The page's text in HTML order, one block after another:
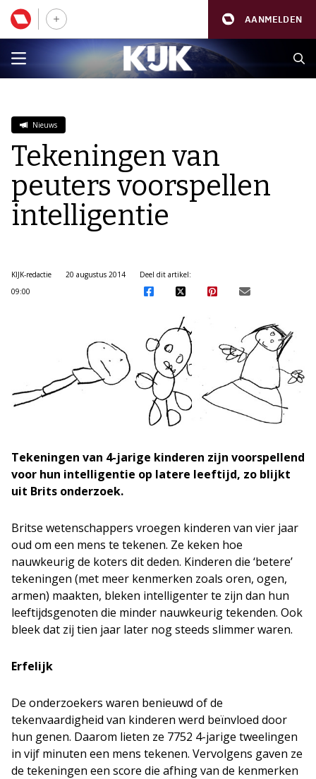
AANMELDEN
Nieuws
Tekeningen van
peuters voorspellen
intelligentie
KIJK-redactie
20 augustus 2014
09:00
Deel dit artikel:
Tekeningen van 4-jarige kinderen zijn voorspellend
voor hun intelligentie op latere leeftijd, zo blijkt
uit Brits onderzoek.
Britse wetenschappers vroegen kinderen van vier jaar
oud om een mens te tekenen. Ze keken hoe
nauwkeurig de koters dit deden. Kinderen die ‘betere’
tekeningen (met meer kenmerken zoals oren, ogen,
armen) maakten, bleken intelligenter te zijn dan hun
leeftijdsgenoten die minder nauwkeurig tekenden. Ook
bleek dat zij tien jaar later nog steeds slimmer waren.
Erfelijk
De onderzoekers waren benieuwd of de
tekenvaardigheid van kinderen werd beïnvloed door
hun genen. Daarom lieten ze 7752 4-jarige tweelingen
in vijf minuten een mens tekenen. Vervolgens gaven ze
de tekeningen een score die afhing van de kenmerken